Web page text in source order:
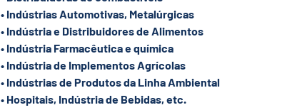
modernos, os pallets de contenção
fabricados de material plástico são os
mais escolhidos pelas indústrias atuais.
Ecológicos e sustentáveis, são mais
higiênicos que os demais, além de serem
resistentes a altas e baixas temperaturas,
• Indústrias Automotivas, Metalúrgicas
• Indústria e Distribuidores de Alimentos
• Indústria Farmacêutica e química
• Indústria de Implementos Agrícolas
• Indústrias de Produtos da Linha Ambiental
• Hospitais, Indústria de Bebidas, etc.